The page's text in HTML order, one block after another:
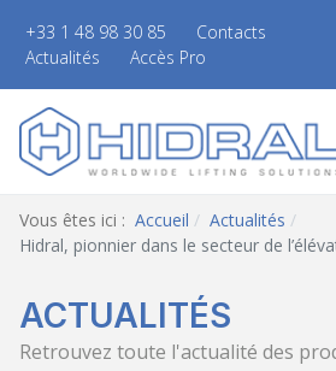
+33 1 48 98 30 85
Contacts
Actualités
Accès Pro
Vous êtes ici : Accueil
Actualités
Hidral, pionnier dans le secteur de
ACTUALITÉS
Retrouvez toute l'actualité des